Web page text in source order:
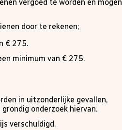
vergoed te worden en mogen
door te rekenen;
€ 275.
minimum van € 275.
in uitzonderlijke gevallen,
onderzoek hiervan.
verschuldigd.